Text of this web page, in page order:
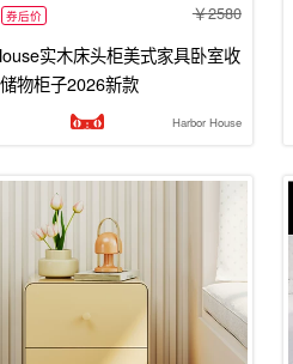
券后价 2580
实木床头柜美式家具卧室收
物柜子2026新款
Harbor House